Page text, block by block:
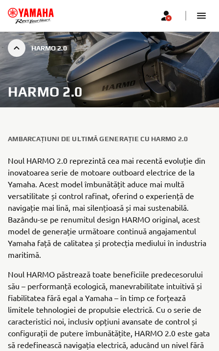
HARMO 2.0
HARMO 2.0
AMBARCAȚIUNI DE ULTIMĂ GENERAȚIE CU HARMO 2.0
Noul HARMO 2.0 reprezintă cea mai recentă evoluție din
inovatoarea serie de motoare outboard electrice de la
Yamaha. Acest model îmbunătățit aduce mai multă
versatilitate și control rafinat, oferind o experiență de
navigație mai lină, mai silențioasă și mai sustenabilă.
Bazându-se pe renumitul design HARMO original, acest
model de generație următoare continuă angajamentul
Yamaha față de calitatea și protecția mediului în industria
maritimă.
Noul HARMO păstrează toate beneficiile predecesorului
său – performanță ecologică, manevrabilitate intuitivă și
fiabilitatea fără egal a Yamaha – în timp ce forțează
limitele tehnologiei de propulsie electrică. Cu o serie de
caracteristici noi, inclusiv opțiuni avansate de control și
configurații de putere îmbunătățite, HARMO 2.0 este gata
să redefinească navigația electrică, aducând un nivel fără